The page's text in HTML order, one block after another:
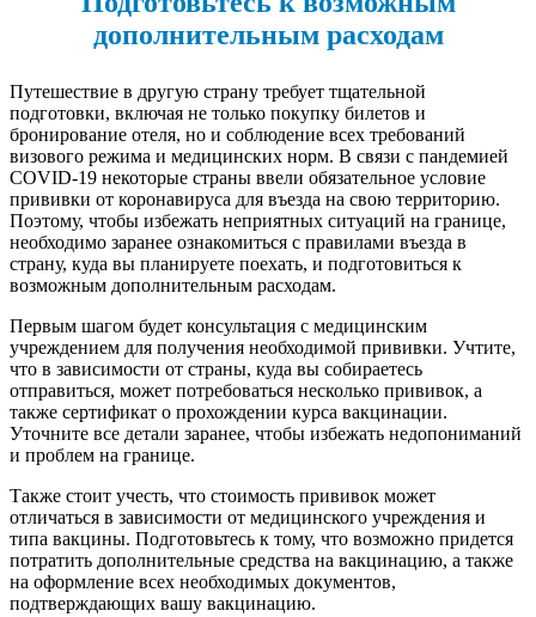
дополнительным расходам
Путешествие в другую страну требует тщательной
подготовки, включая не только покупку билетов и
бронирование отеля, но и соблюдение всех требований
визового режима и медицинских норм. В связи с пандемией
COVID-19 некоторые страны ввели обязательное условие
прививки от коронавируса для въезда на свою территорию.
Поэтому, чтобы избежать неприятных ситуаций на границе,
необходимо заранее ознакомиться с правилами въезда в
страну, куда вы планируете поехать, и подготовиться к
возможным дополнительным расходам.
Первым шагом будет консультация с медицинским
учреждением для получения необходимой прививки. Учтите,
что в зависимости от страны, куда вы собираетесь
отправиться, может потребоваться несколько прививок, а
также сертификат о прохождении курса вакцинации.
Уточните все детали заранее, чтобы избежать недопониманий
и проблем на границе.
Также стоит учесть, что стоимость прививок может
отличаться в зависимости от медицинского учреждения и
типа вакцины. Подготовьтесь к тому, что возможно придется
потратить дополнительные средства на вакцинацию, а также
на оформление всех необходимых документов,
подтверждающих вашу вакцинацию.